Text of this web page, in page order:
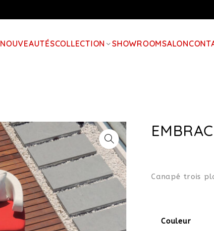
NOUVEAUTÉSCOLLECTION SHOWROOMSALON
Canapé trois
Couleur